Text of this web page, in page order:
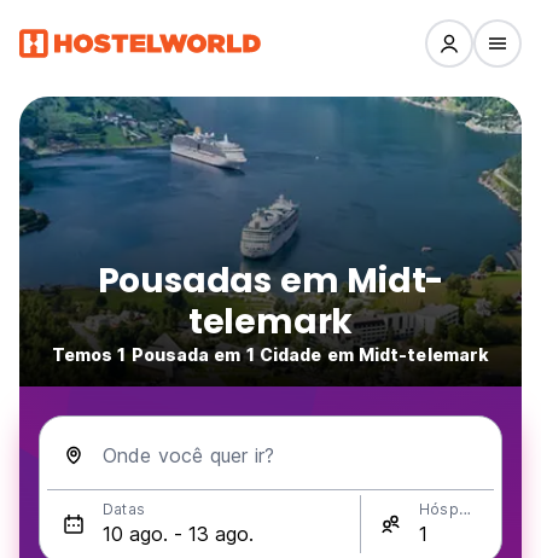
Pousadas em Midt-
telemark
Temos 1 Pousada em 1 Cidade em Midt-telemark
Onde você quer ir?
Datas Hóspedes